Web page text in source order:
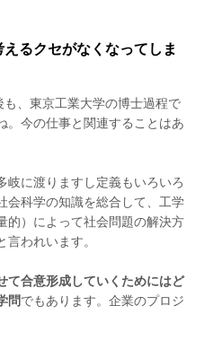
るクセがなくなってしま
、東京工業大学の博士過程で
。今の仕事と関連することはあ
岐に渡りますし定義もいろいろ
会科学の知識を総合して、工学
的）によって社会問題の解決方
われいます。
て合意形成していくためにはど
問でもあります。企業のプロジ